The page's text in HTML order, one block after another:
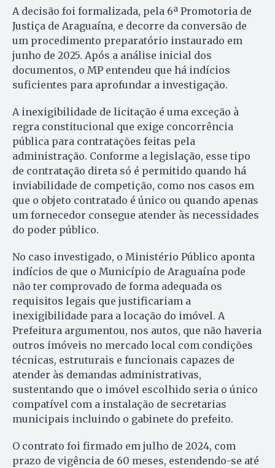
A decisão foi formalizada, pela 6ª Promotoria de
Justiça de Araguaína, e decorre da conversão de
um procedimento preparatório instaurado em
junho de 2025. Após a análise inicial dos
documentos, o MP entendeu que há indícios
suficientes para aprofundar a investigação.
A inexigibilidade de licitação é uma exceção à
regra constitucional que exige concorrência
pública para contratações feitas pela
administração. Conforme a legislação, esse tipo
de contratação direta só é permitido quando há
inviabilidade de competição, como nos casos em
que o objeto contratado é único ou quando apenas
um fornecedor consegue atender às necessidades
do poder público.
No caso investigado, o Ministério Público aponta
indícios de que o Município de Araguaína pode
não ter comprovado de forma adequada os
requisitos legais que justificariam a
inexigibilidade para a locação do imóvel. A
Prefeitura argumentou, nos autos, que não haveria
outros imóveis no mercado local com condições
técnicas, estruturais e funcionais capazes de
atender às demandas administrativas,
sustentando que o imóvel escolhido seria o único
compatível com a instalação de secretarias
municipais incluindo o gabinete do prefeito.
O contrato foi firmado em julho de 2024, com
prazo de vigência de 60 meses, estendendo-se até